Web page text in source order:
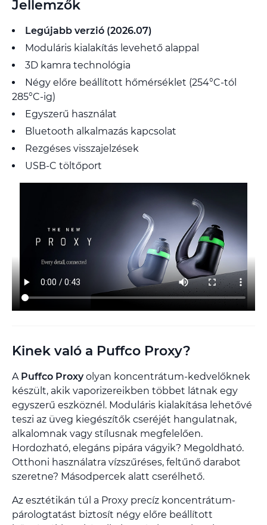
Jellemzők
Legújabb verzió (2026.07)
Moduláris kialakítás levehető alappal
3D kamra technológia
Négy előre beállított hőmérséklet (254°C-tól
285°C-ig)
Egyszerű használat
Bluetooth alkalmazás kapcsolat
Rezgéses visszajelzések
USB-C töltőport
Kinek való a Puffco Proxy?
A Puffco Proxyolyan koncentrátum-kedvelőknek
készült, akik vaporizereikben többet látnak egy
egyszerű eszköznél. Moduláris kialakítása lehetővé
teszi az üveg kiegészítők cseréjét hangulatnak,
alkalomnak vagy stílusnak megfelelően.
Hordozható, elegáns pipára vágyik? Megoldható.
Otthoni használatra vízszűréses, feltűnő darabot
szeretne? Másodpercek alatt cserélhető.
Az esztétikán túl a Proxy precíz koncentrátum-
párologtatást biztosít négy előre beállított